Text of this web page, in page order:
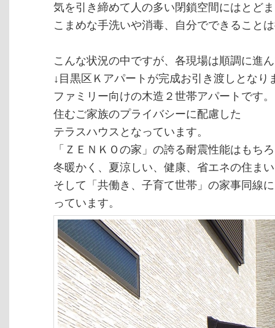
気を引き締めて人の多い閉鎖空間にはとど
こまめな手洗いや消毒、自分でできること
こんな状況の中ですが、各現場は順調に進
↓目黒区Ｋアパートが完成お引き渡しとなり
ファミリー向けの木造２世帯アパートです。
住むご家族のプライバシーに配慮した
テラスハウスとなっています。
「ＺＥＮＫＯの家」の誇る耐震性能はもち
冬暖かく、夏涼しい、健康、省エネの住ま
そして「共働き、子育て世帯」の家事同線
っています。